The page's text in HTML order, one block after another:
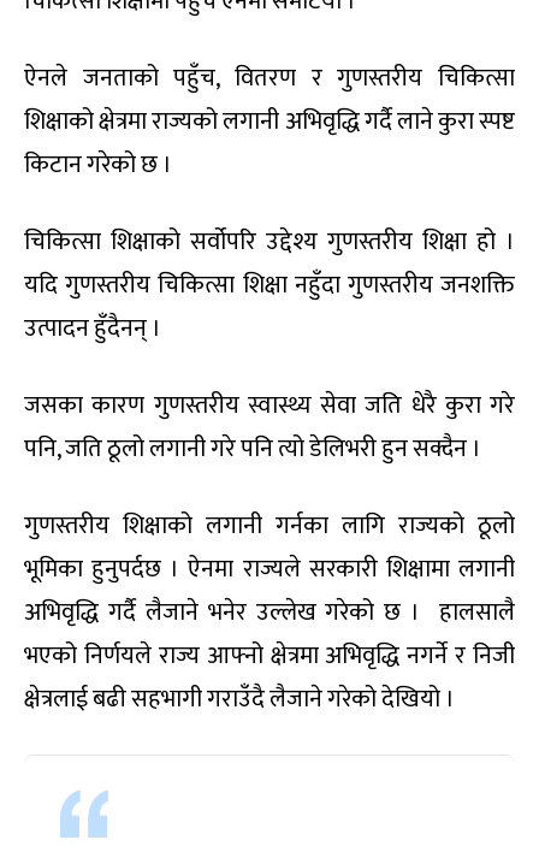
ऐनले जनताको पहुँच, वितरण र गुणस्तरीय चिकित्सा
शिक्षाको क्षेत्रमा राज्यको लगानी अभिवृद्धि गर्दै लाने कुरा स्पष्ट
किटान गरेको छ ।
चिकित्सा शिक्षाको सर्वोपरि उद्देश्य गुणस्तरीय शिक्षा हो ।
यदि गुणस्तरीय चिकित्सा शिक्षा नहुँदा गुणस्तरीय जनशक्ति
उत्पादन हुँदैनन् ।
जसका कारण गुणस्तरीय स्वास्थ्य सेवा जति धेरै कुरा गरे
पनि, जति ठूलो लगानी गरे पनि त्यो डेलिभरी हुन सक्दैन ।
गुणस्तरीय शिक्षाको लगानी गर्नका लागि राज्यको ठूलो
भूमिका हुनुपर्दछ । ऐनमा राज्यले सरकारी शिक्षामा लगानी
अभिवृद्धि गर्दै लैजाने भनेर उल्लेख गरेको छ । हालसालै
भएको निर्णयले राज्य आफ्नो क्षेत्रमा अभिवृद्धि नगर्ने र निजी
क्षेत्रलाई बढी सहभागी गराउँदै लैजाने गरेको देखियो ।